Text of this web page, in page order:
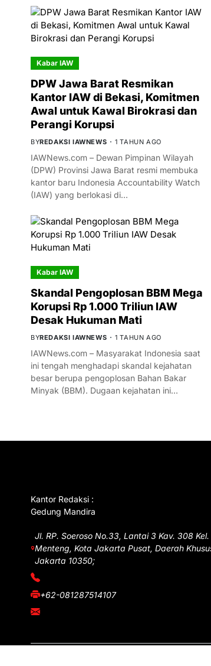
Kabar IAW
DPW Jawa Barat Resmikan
Kantor IAW di Bekasi, Komitmen
Awal untuk Kawal Birokrasi dan
Perangi Korupsi
BYREDAKSI IAWNEWS 1 TAHUN AGO
IAWNews.com – Dewan Pimpinan Wilayah
(DPW) Provinsi Jawa Barat resmi membuka
kantor baru Indonesia Accountability Watch
(IAW) yang berlokasi di…
Kabar IAW
Skandal Pengoplosan BBM Mega
Korupsi Rp 1.000 Triliun IAW
Desak Hukuman Mati
BYREDAKSI IAWNEWS 1 TAHUN AGO
IAWNews.com – Masyarakat Indonesia saat
ini tengah menghadapi skandal kejahatan
besar berupa pengoplosan Bahan Bakar
Minyak (BBM). Dugaan kejahatan ini…
Kantor Redaksi :
Gedung Mandira
Jl. RP. Soeroso No.33, Lantai 3 Kav. 308 Kel.
Menteng, Kota Jakarta Pusat, Daerah
Jakarta 10350;
+62-081287514107